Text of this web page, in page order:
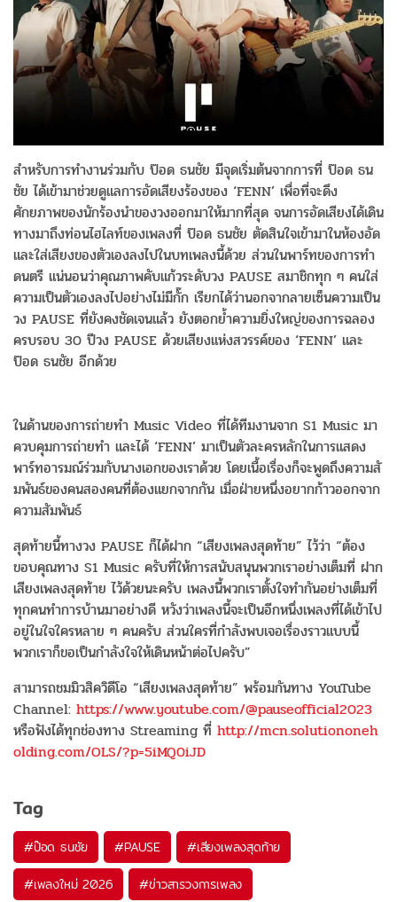
สำหรับการทำงานร่วมกับ ป๊อด ธนชัย มีจุดเริ่มต้นจากการที่ ป๊อด ธน
ชัย ได้เข้ามาช่วยดูแลการอัดเสียงร้องของ ‘FENN’ เพื่อที่จะดึง
ศักยภาพของนักร้องนำของวงออกมาให้มากที่สุด จนการอัดเสียงได้เดิน
ทางมาถึงท่อนไฮไลท์ของเพลงที่ ป๊อด ธนชัย ตัดสินใจเข้ามาในห้องอัด
และใส่เสียงของตัวเองลงไปในบทเพลงนี้ด้วย ส่วนในพาร์ทของการทำ
ดนตรี แน่นอนว่าคุณภาพคับแก้วระดับวง PAUSE สมาชิกทุก ๆ คนใส่
ความเป็นตัวเองลงไปอย่างไม่มีกั๊ก เรียกได้ว่านอกจากลายเซ็นความเป็น
วง PAUSE ที่ยังคงชัดเจนแล้ว ยังตอกย้ำความยิ่งใหญ่ของการฉลอง
ครบรอบ 30 ปีวง PAUSE ด้วยเสียงแห่งสวรรค์ของ ‘FENN’ และ
ป๊อด ธนชัย อีกด้วย
ในด้านของการถ่ายทำ Music Video ที่ได้ทีมงานจาก S1 Music มา
ควบคุมการถ่ายทำ และได้ ‘FENN’ มาเป็นตัวละครหลักในการแสดง
พาร์ทอารมณ์ร่วมกับนางเอกของเราด้วย โดยเนื้อเรื่องก็จะพูดถึงความสั
มพันธ์ของคนสองคนที่ต้องแยกจากกัน เมื่อฝ่ายหนึ่งอยากก้าวออกจาก
ความสัมพันธ์
สุดท้ายนี้ทางวง PAUSE ก็ได้ฝาก “เสียงเพลงสุดท้าย” ไว้ว่า “ต้อง
ขอบคุณทาง S1 Music ครับที่ให้การสนับสนุนพวกเราอย่างเต็มที่ ฝาก
เสียงเพลงสุดท้าย ไว้ด้วยนะครับ เพลงนี้พวกเราตั้งใจทำกันอย่างเต็มที่
ทุกคนทำการบ้านมาอย่างดี หวังว่าเพลงนี้จะเป็นอีกหนึ่งเพลงที่ได้เข้าไป
อยู่ในใจใครหลาย ๆ คนครับ ส่วนใครที่กำลังพบเจอเรื่องราวแบบนี้
พวกเราก็ขอเป็นกำลังใจให้เดินหน้าต่อไปครับ”
สามารถชมมิวสิควิดีโอ “เสียงเพลงสุดท้าย” พร้อมกันทาง YouTube
Channel: https://www.youtube.com/@pauseofficial2023
หรือฟังได้ทุกช่องทาง Streaming ที่ http://mcn.solutiononeh
olding.com/OLS/?p=5iMQ0iJD
Tag
#ป๊อด ธนชัย #PAUSE #เสียงเพลงสุดท้าย
#เพลงใหม่ 2026 #ข่าวสารวงการเพลง